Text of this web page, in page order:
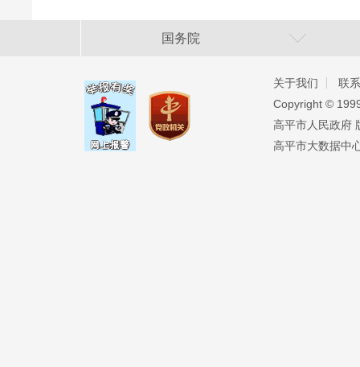
国务院
关于我们
联
Copyright ©️
高平市人民政府
高平市大数据